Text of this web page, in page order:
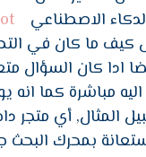
الاصطناعي
ما كان في
ادا كان السؤال
مباشرة كما انه
المثال, أي متجر
بمحرك